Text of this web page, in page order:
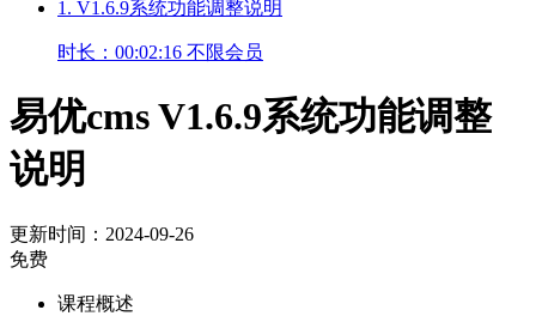
1. V1.6.9系统功能调整说明
时长：00:02:16 不限会员
易优cms V1.6.9系统功能调整
说明
更新时间：2024-09-26
免费
课程概述